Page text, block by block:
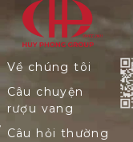
Về chúng tôi
Câu chuyện
rượu vang
Câu hỏi thường